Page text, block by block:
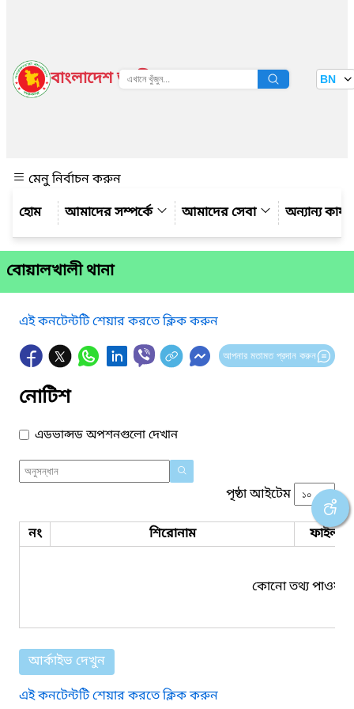
বাংলাদেশ জাতীয় তথ্য বাতায়ন BN
মেনু নির্বাচন করুন
আমাদের সম্পর্কে
আমাদের সেবা অন্যান্য
বোয়ালখালী থানা
এই কনটেন্টটি শেয়ার করতে ক্লিক করুন
আপনার মতামত প্রদান করুন
নোটিশ
এডভান্সড অপশনগুলো দেখান
পৃষ্ঠা আইটেম
নং শিরোনাম ফাইল
কোনো তথ্য পাওয়া
আর্কাইভ দেখুন
এই কনটেন্টটি শেয়ার করতে ক্লিক করুন